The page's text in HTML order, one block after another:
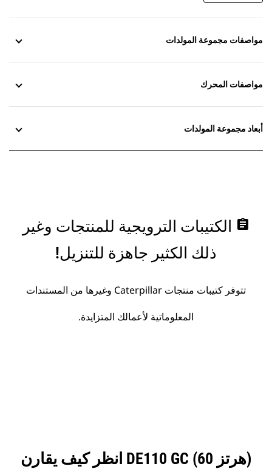
مواصفات مجموعة المولدات
مواصفات المحرك
أبعاد مجموعة المولدات
assignment الكتيبات الترويجية للمنتجات وغير
ذلك الكثير جاهزة للتنزيل!
تتوفر كتيبات منتجات Caterpillar وغيرها من المستندات
المعلوماتية لأعمالك المتزايدة.
انظر كيف يقارن DE110 GC (60 هرتز)